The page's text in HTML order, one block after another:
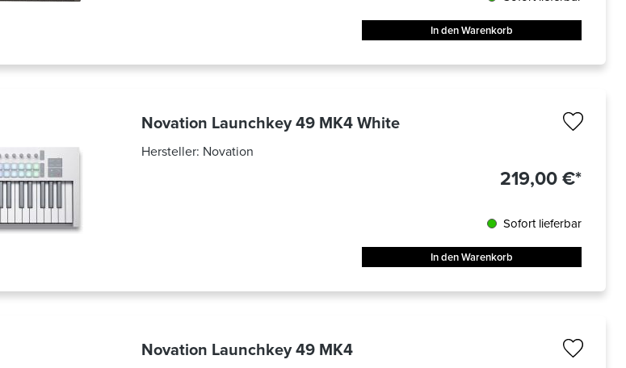
In den Warenkorb
Novation Launchkey 49 MK4 White
Hersteller: Novation
219,00 €*
Sofort lieferbar
In den Warenkorb
Novation Launchkey 49 MK4